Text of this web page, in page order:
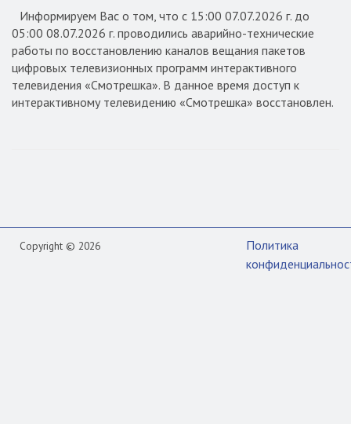
Информируем Вас о том, что с 15:00 07.07.2026 г. до
05:00 08.07.2026 г. проводились аварийно-технические
работы по восстановлению каналов вещания пакетов
цифровых телевизионных программ интерактивного
телевидения «Смотрешка». В данное время доступ к
интерактивному телевидению «Смотрешка» восстановлен.
Copyright © 2026
Политика